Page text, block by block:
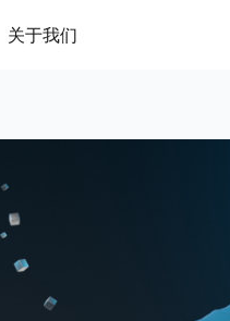
关于我们